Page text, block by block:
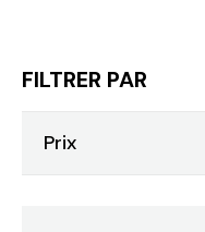
FILTRER PAR
Prix